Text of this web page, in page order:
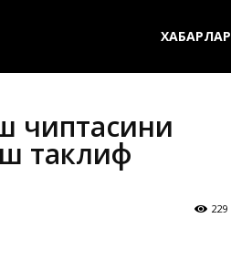
ХАБАРЛАР
чиптасини
таклиф
229